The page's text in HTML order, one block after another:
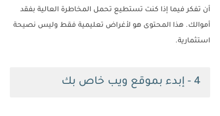
أن تفكر فيما إذا كنت تستطيع تحمل المخاطرة العالية بفقد
أموالك. هذا المحتوى هو لأغراض تعليمية فقط وليس نصيحة
استثمارية.
4 - إبدء بموقع ويب خاص بك